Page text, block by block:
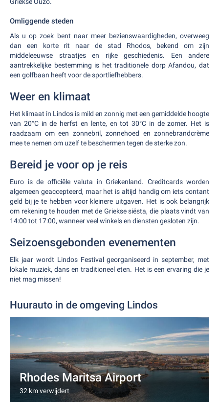
Omliggende steden
Als u op zoek bent naar meer bezienswaardigheden, overweeg
dan een korte rit naar de stad Rhodos, bekend om zijn
middeleeuwse straatjes en rijke geschiedenis. Een andere
aantrekkelijke bestemming is het traditionele dorp Afandou, dat
een golfbaan heeft voor de sportliefhebbers.
Weer en klimaat
Het klimaat in Lindos is mild en zonnig met een gemiddelde hoogte
van 20°C in de herfst en lente, en tot 30°C in de zomer. Het is
raadzaam om een zonnebril, zonnehoed en zonnebrandcrème
mee te nemen om uzelf te beschermen tegen de sterke zon.
Bereid je voor op je reis
Euro is de officiële valuta in Griekenland. Creditcards worden
algemeen geaccepteerd, maar het is altijd handig om iets contant
geld bij je te hebben voor kleinere uitgaven. Het is ook belangrijk
om rekening te houden met de Griekse siësta, die plaats vindt van
14:00 tot 17:00, wanneer veel winkels en diensten gesloten zijn.
Seizoensgebonden evenementen
Elk jaar wordt Lindos Festival georganiseerd in september, met
lokale muziek, dans en traditioneel eten. Het is een ervaring die je
niet mag missen!
Huurauto in de omgeving Lindos
Rhodes Maritsa Airport
32 km verwijdert